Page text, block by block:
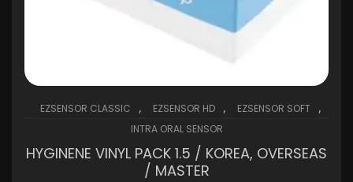
EZSENSOR CLASSIC , EZSENSOR HD , EZSENSOR SOFT ,
INTRA ORAL SENSOR
HYGINENE VINYL PACK 1.5 / KOREA, OVERSEAS
/ MASTER